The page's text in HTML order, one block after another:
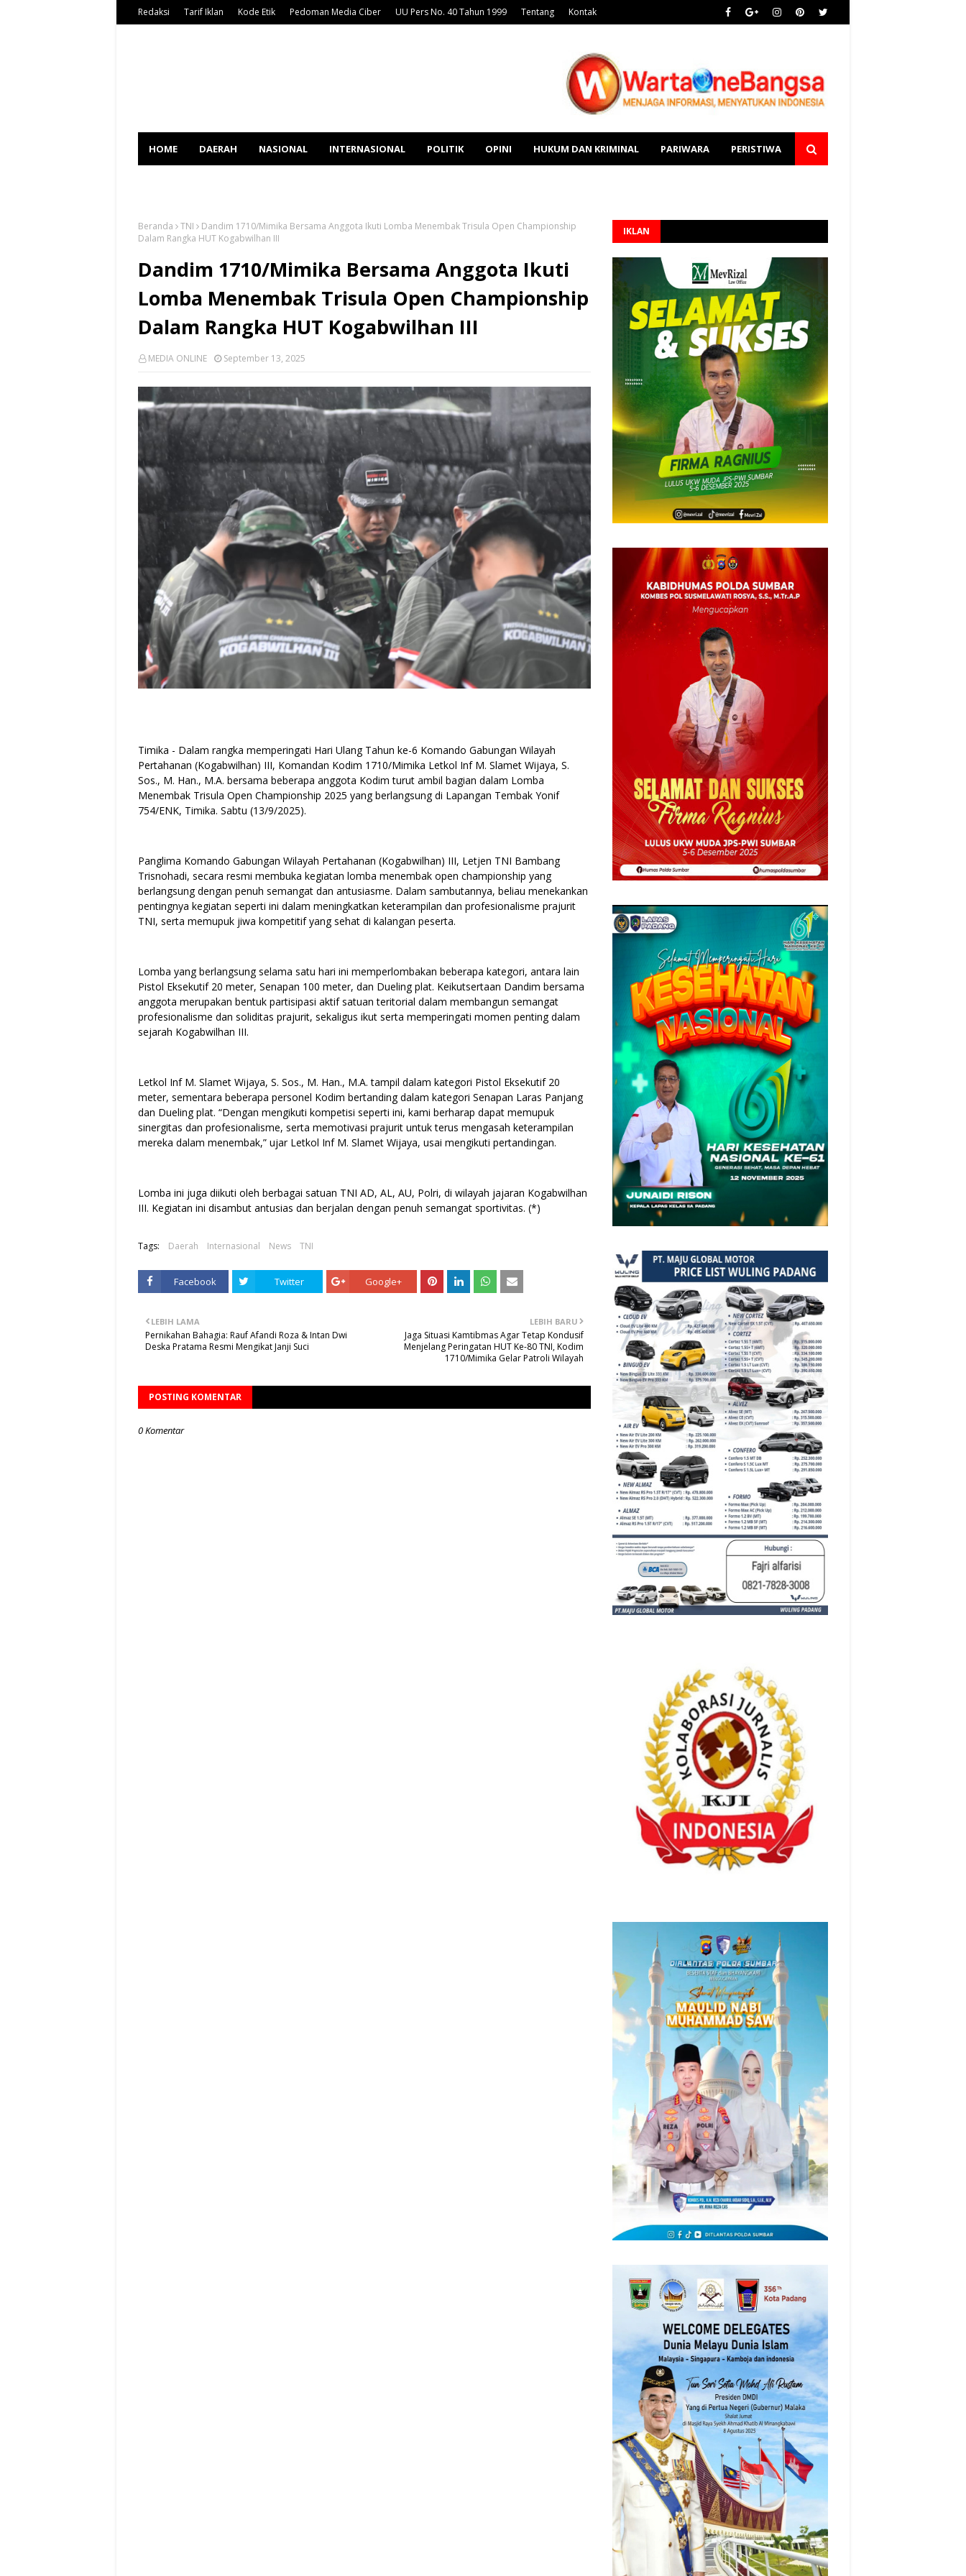
Redaksi Tarif Iklan Kode Etik Pedoman Media Ciber UU Pers No. 40 Tahun 1999 Tentang Kontak
HOME DAERAH NASIONAL INTERNASIONAL POLITIK OPINI HUKUM DAN KRIMINAL PARIWARA PERISTIWA
Beranda TNI
Dandim 1710/Mimika Bersama Anggota Ikuti Lomba Menembak Trisula Open Championship
Dalam Rangka HUT Kogabwilhan III
Dandim 1710/Mimika Bersama Anggota Ikuti
Lomba Menembak Trisula Open Championship
Dalam Rangka HUT Kogabwilhan III
MEDIA ONLINE September 13, 2025
Timika - Dalam rangka memperingati Hari Ulang Tahun ke-6 Komando Gabungan Wilayah
Pertahanan (Kogabwilhan) III, Komandan Kodim 1710/Mimika Letkol Inf M. Slamet Wijaya, S.
Sos., M. Han., M.A. bersama beberapa anggota Kodim turut ambil bagian dalam Lomba
Menembak Trisula Open Championship 2025 yang berlangsung di Lapangan Tembak Yonif
754/ENK, Timika. Sabtu (13/9/2025).
Panglima Komando Gabungan Wilayah Pertahanan (Kogabwilhan) III, Letjen TNI Bambang
Trisnohadi, secara resmi membuka kegiatan lomba menembak open championship yang
berlangsung dengan penuh semangat dan antusiasme. Dalam sambutannya, beliau menekankan
pentingnya kegiatan seperti ini dalam meningkatkan keterampilan dan profesionalisme prajurit
TNI, serta memupuk jiwa kompetitif yang sehat di kalangan peserta.
Lomba yang berlangsung selama satu hari ini memperlombakan beberapa kategori, antara lain
Pistol Eksekutif 20 meter, Senapan 100 meter, dan Dueling plat. Keikutsertaan Dandim bersama
anggota merupakan bentuk partisipasi aktif satuan teritorial dalam membangun semangat
profesionalisme dan soliditas prajurit, sekaligus ikut serta memperingati momen penting dalam
sejarah Kogabwilhan III.
Letkol Inf M. Slamet Wijaya, S. Sos., M. Han., M.A. tampil dalam kategori Pistol Eksekutif 20
meter, sementara beberapa personel Kodim bertanding dalam kategori Senapan Laras Panjang
dan Dueling plat. “Dengan mengikuti kompetisi seperti ini, kami berharap dapat memupuk
sinergitas dan profesionalisme, serta memotivasi prajurit untuk terus mengasah keterampilan
mereka dalam menembak,” ujar Letkol Inf M. Slamet Wijaya, usai mengikuti pertandingan.
Lomba ini juga diikuti oleh berbagai satuan TNI AD, AL, AU, Polri, di wilayah jajaran Kogabwilhan
III. Kegiatan ini disambut antusias dan berjalan dengan penuh semangat sportivitas. (*)
Tags: Daerah Internasional News TNI
Facebook Twitter Google+
LEBIH BARU
Jaga Situasi Kamtibmas Agar Tetap Kondusif
Menjelang Peringatan HUT Ke-80 TNI, Kodim
1710/Mimika Gelar Patroli Wilayah
LEBIH LAMA
Pernikahan Bahagia: Rauf Afandi Roza & Intan Dwi
Deska Pratama Resmi Mengikat Janji Suci
POSTING KOMENTAR
0 Komentar
IKLAN